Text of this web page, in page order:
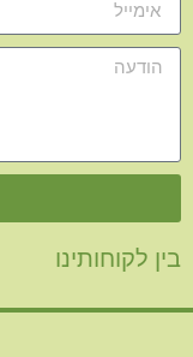
בין לקוחותינו